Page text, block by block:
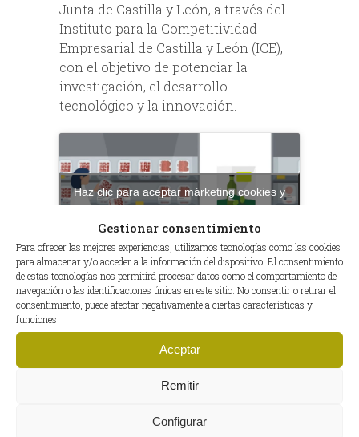
Gestionar consentimiento
Para ofrecer las mejores experiencias, utilizamos tecnologías como las cookies
para almacenar y/o acceder a la información del dispositivo. El consentimiento
de estas tecnologías nos permitirá procesar datos como el comportamiento de
navegación o las identificaciones únicas en este sitio. No consentir o retirar el
consentimiento, puede afectar negativamente a ciertas características y
funciones.
Aceptar
Remitir
Configurar
Junta de Castilla y León, a través del
Instituto para la Competitividad
Empresarial de Castilla y León (ICE),
con el objetivo de potenciar la
investigación, el desarrollo
tecnológico y la innovación.
Haz clic para aceptar márketing cookies y